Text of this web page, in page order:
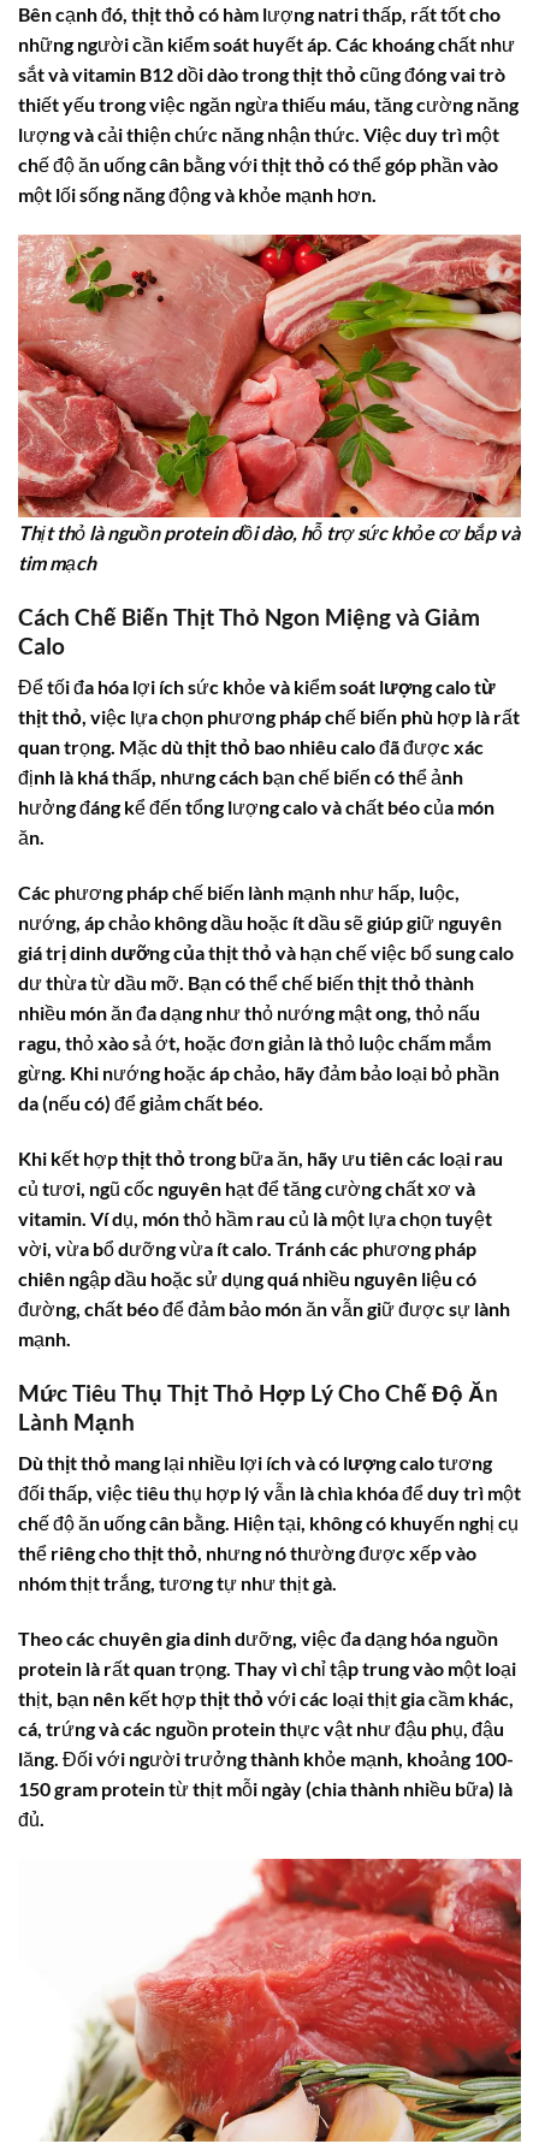
Bên cạnh đó, thịt thỏcó hàm lượng natri thấp, rất tốt cho
những người cần kiểm soát huyết áp. Các khoáng chất như
sắt và vitamin B12 dồi dào trongthịt thỏcũng đóng vai trò
thiết yếu trong việc ngăn ngừa thiếu máu, tăng cường năng
lượng và cải thiện chức năng nhận thức. Việc duy trì một
chế độ ăn uống cân bằng vớithịt thỏcó thể góp phần vào
một lối sống năng động và khỏe mạnh hơn.
Thịt thỏ là nguồn protein dồi dào, hỗ trợ sức khỏe cơ bắp và
tim mạch
Cách Chế Biến Thịt Thỏ Ngon Miệng và Giảm
Calo
Để tối đa hóa lợi ích sức khỏe và kiểm soát lượng calo từ
thịt thỏ, việc lựa chọn phương pháp chế biến phù hợp là rất
quan trọng. Mặc dù thịt thỏ bao nhiêu calođã được xác
định là khá thấp, nhưng cách bạn chế biến có thể ảnh
hưởng đáng kể đến tổng lượng calo và chất béo của món
ăn.
Các phương pháp chế biến lành mạnh như hấp, luộc,
nướng, áp chảo không dầu hoặc ít dầu sẽ giúp giữ nguyên
giá trị dinh dưỡng của thịt thỏvà hạn chế việc bổ sung calo
dư thừa từ dầu mỡ. Bạn có thể chế biếnthịt thỏthành
nhiều món ăn đa dạng như thỏ nướng mật ong, thỏ nấu
ragu, thỏ xào sả ớt, hoặc đơn giản là thỏ luộc chấm mắm
gừng. Khi nướng hoặc áp chảo, hãy đảm bảo loại bỏ phần
da (nếu có) để giảm chất béo.
Khi kết hợpthịt thỏtrong bữa ăn, hãy ưu tiên các loại rau
củ tươi, ngũ cốc nguyên hạt để tăng cường chất xơ và
vitamin. Ví dụ, món thỏ hầm rau củ là một lựa chọn tuyệt
vời, vừa bổ dưỡng vừa ít calo. Tránh các phương pháp
chiên ngập dầu hoặc sử dụng quá nhiều nguyên liệu có
đường, chất béo để đảm bảo món ăn vẫn giữ được sự lành
mạnh.
Mức Tiêu Thụ Thịt Thỏ Hợp Lý Cho Chế Độ Ăn
Lành Mạnh
Dù thịt thỏ mang lại nhiều lợi ích và có lượng calotương
đối thấp, việc tiêu thụ hợp lý vẫn là chìa khóa để duy trì một
chế độ ăn uống cân bằng. Hiện tại, không có khuyến nghị cụ
thể riêng chothịt thỏ, nhưng nó thường được xếp vào
nhóm thịt trắng, tương tự như thịt gà.
Theo các chuyên gia dinh dưỡng, việc đa dạng hóa nguồn
protein là rất quan trọng. Thay vì chỉ tập trung vào một loại
thịt, bạn nên kết hợpthịt thỏvới các loại thịt gia cầm khác,
cá, trứng và các nguồn protein thực vật như đậu phụ, đậu
lăng. Đối với người trưởng thành khỏe mạnh, khoảng 100-
150 gram protein từ thịt mỗi ngày (chia thành nhiều bữa) là
đủ.